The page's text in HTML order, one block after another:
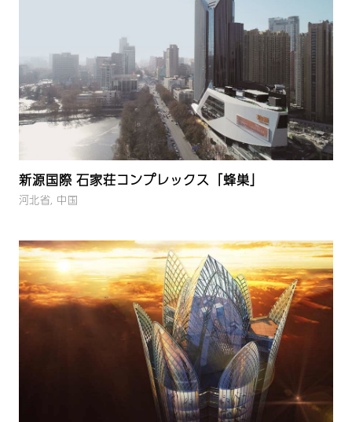
新源国際 石家荘コンプレックス「蜂巣」
河北省, 中国